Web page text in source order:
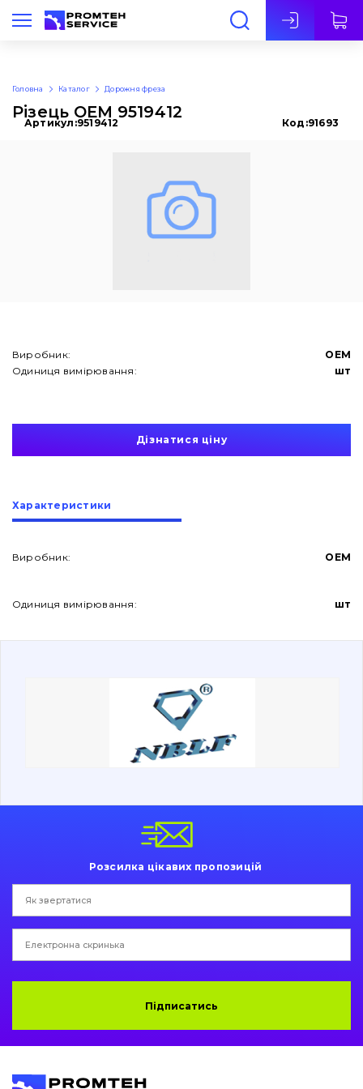
Укр
Про нас
Контакти
Вакансії
Фільтри та мастильні матеріали
Захист (ковша, адаптера)
Пальці та Втулки
Гідравліка
написати
листа
Головна Каталог Дорожня фреза
Різець OEM 9519412
Артикул:9519412 Код:91693
Виробник:
OEM
Одиниця вимірювання:
шт
Дізнатися ціну
Характеристики
Виробник: OEM
Одиниця вимірювання: шт
Розсилка цікавих пропозицій
Підписатись